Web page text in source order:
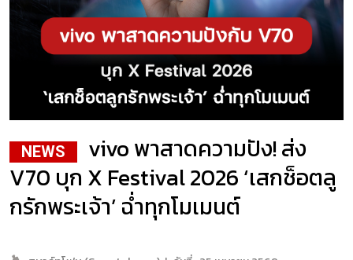
NEWS
vivo พาสาดความปัง! ส่ง
V70 บุก X Festival 2026 ‘เสกช็อตลู
กรักพระเจ้า’ ฉ่ำทุกโมเมนต์